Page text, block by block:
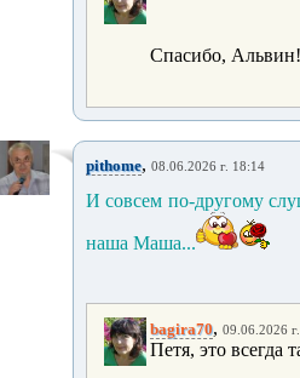
Спасибо, Альвин!
pithome, 08.06.2026 г. 18:14
И совсем по-другому
наша Маша...
bagira70, 09.06.2026
Петя, это всегда